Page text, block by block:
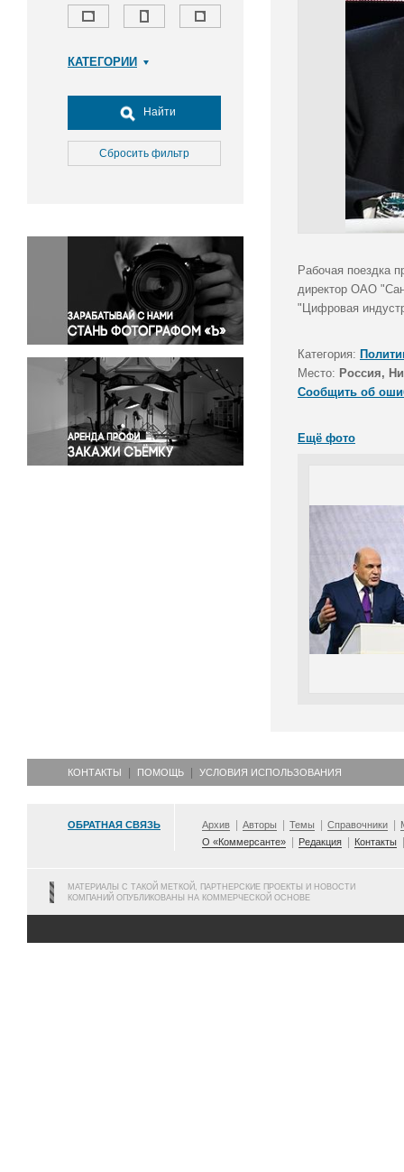
КАТЕГОРИИ
Досуг, туризм и отдых
Культура
Медицина
Окружающая среда
Политика
Правосудие
Происшествия и конфликты
Религия
Светская жизнь
Спорт
Экология
Экономика и бизнес
Найти
Сбросить фильтр
Рабочая поездка
директор ОАО
"Цифровая
Категория:
Место: Россия,
Сообщить об
Ещё фото
КОНТАКТЫ ПОМОЩЬ УСЛОВИЯ ИСПОЛЬЗОВАНИЯ
ОБРАТНАЯ СВЯЗЬ Архив Авторы Темы Справочники
О «Коммерсанте»
Редакция Контакты
МАТЕРИАЛЫ С ТАКОЙ МЕТКОЙ, ПАРТНЕРСКИЕ ПРОЕКТЫ И НОВОСТИ
КОМПАНИЙ ОПУБЛИКОВАНЫ НА КОММЕРЧЕСКОЙ ОСНОВЕ